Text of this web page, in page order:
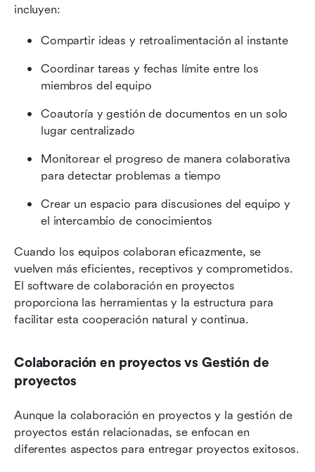
incluyen:
Compartir ideas y retroalimentación al instante
Coordinar tareas y fechas límite entre los
miembros del equipo
Coautoría y gestión de documentos en un solo
lugar centralizado
Monitorear el progreso de manera colaborativa
para detectar problemas a tiempo
Crear un espacio para discusiones del equipo y
el intercambio de conocimientos
Cuando los equipos colaboran eficazmente, se
vuelven más eficientes, receptivos y comprometidos.
El software de colaboración en proyectos
proporciona las herramientas y la estructura para
facilitar esta cooperación natural y continua.
Colaboración en proyectos vs Gestión de
proyectos
Aunque la colaboración en proyectos y la gestión de
proyectos están relacionadas, se enfocan en
diferentes aspectos para entregar proyectos exitosos.